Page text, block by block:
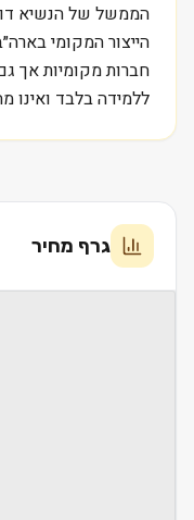
הממשל של הנשיא
הייצור המקומי
חברות מקומיות אך
ללמידה בלבד ואינו
גרף מחיר